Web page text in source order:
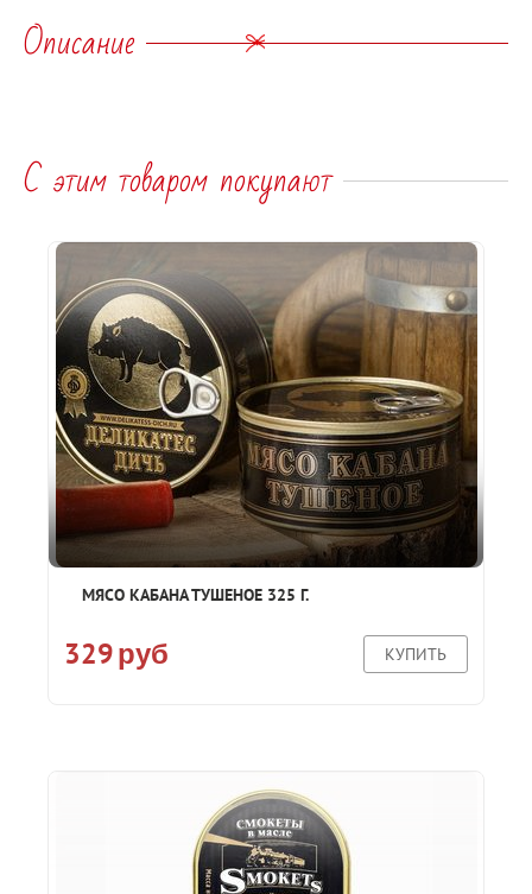
Описание
С этим товаром покупают
МЯСО КАБАНА ТУШЕНОЕ 325 Г.
329 руб КУПИТЬ